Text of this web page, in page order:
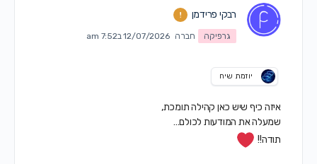
רבקי פרידמן
גרפיקה חברה 12/07/2026 ב7:52 am
יוזמת שיח
איזה כיף שיש כאן קהילה תומכת,
שמעלה את המודעות לכולם…
תודה!!